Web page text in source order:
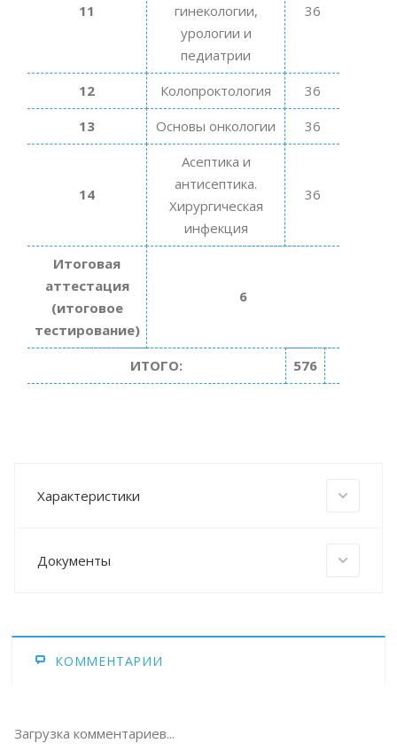
11
гинекологии,
урологии и
педиатрии
36
12 Колопроктология
36
13
Основы онкологии 36
14
Асептика и
антисептика.
Хирургическая
инфекция
36
Итоговая
аттестация
(итоговое
тестирование)
6
ИТОГО: 576
Характеристики
Документы
КОММЕНТАРИИ
Загрузка комментариев...